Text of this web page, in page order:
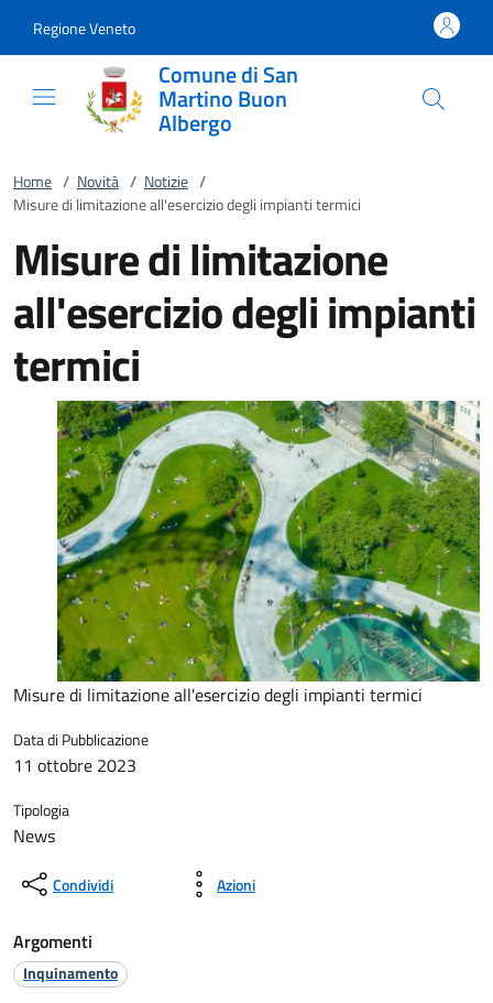
Regione Veneto
Comune di San
Martino Buon
Albergo
Home / Novità / Notizie /
Misure di limitazione all'esercizio degli impianti termici
Misure di limitazione
all'esercizio degli impianti
termici
Misure di limitazione all'esercizio degli impianti termici
Data di Pubblicazione
11 ottobre 2023
Tipologia
News
Condividi Azioni
Argomenti
Inquinamento